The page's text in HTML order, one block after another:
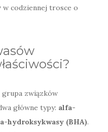
w codziennej trosce o
związków
główne typy: alfa-
hydroksykwasy (BHA).